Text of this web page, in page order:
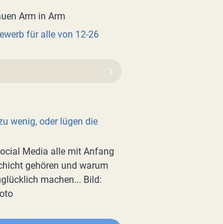
für alle von 12-26
wenig, oder lügen die
Media alle mit Anfang
gehören und warum
machen... Bild: